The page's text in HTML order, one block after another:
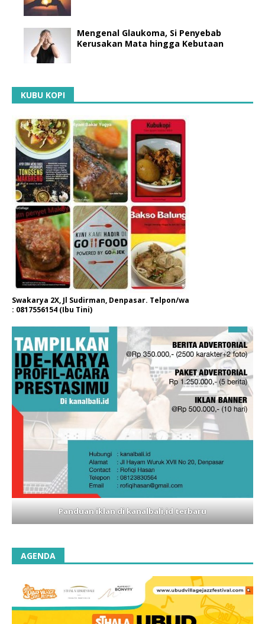
Mengenal Glaukoma, Si Penyebab
Kerusakan Mata hingga Kebutaan
KUBU KOPI
Swakarya 2X, Jl Sudirman, Denpasar. Telpon/wa
: 0817556154 (Ibu Tini)
Panduan iklan di kanalbali,id terbaru
AGENDA